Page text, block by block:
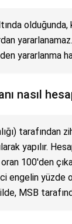
yararlanma
nasıl
tarafından
yapılır.
100'den
engelin yüzde
MSB